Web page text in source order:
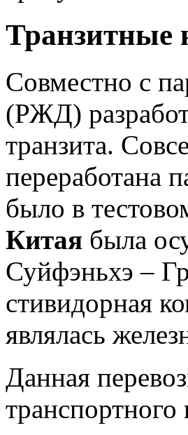
Транзитные
Совместно с
(РЖД)
транзита.
переработана
было в
Китая была
Суйфэньхэ –
стивидорная
являлась
Данная